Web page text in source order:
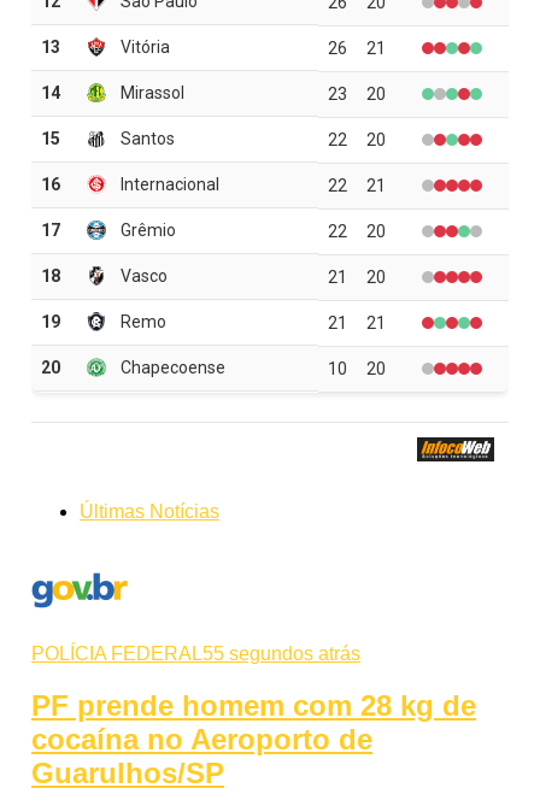
Últimas Notícias
POLÍCIA FEDERAL55 segundos atrás
PF prende homem com 28 kg de
cocaína no Aeroporto de
Guarulhos/SP